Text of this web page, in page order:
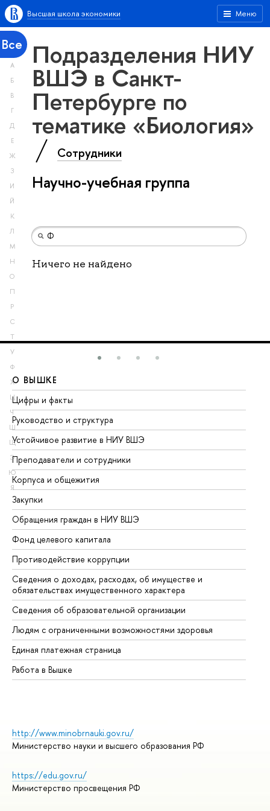
Меню
Высшая школа экономики
Все
А
Б
В
Г
Д
Е
Ж
З
И
Й
К
Л
М
Н
О
П
Р
С
Т
У
Ф
Х
Ц
Ч
Ш
Щ
Э
Ю
Я
Подразделения НИУ
ВШЭ в Санкт-
Петербурге по
тематике «Биология»
Сотрудники
Научно-учебная группа
Ничего не найдено
О ВЫШКЕ
Цифры и факты
Руководство и структура
Устойчивое развитие в НИУ ВШЭ
Преподаватели и сотрудники
Корпуса и общежития
Закупки
Обращения граждан в НИУ ВШЭ
Фонд целевого капитала
Противодействие коррупции
Сведения о доходах, расходах, об имуществе и
обязательствах имущественного характера
Сведения об образовательной организации
Людям с ограниченными возможностями здоровья
Единая платежная страница
Работа в Вышке
http://www.minobrnauki.gov.ru/
Министерство науки и высшего образования РФ
https://edu.gov.ru/
Министерство просвещения РФ